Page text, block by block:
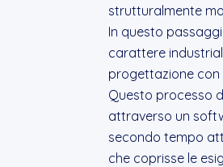
strutturalmente
In questo
carattere
progettazione con
Questo processo
attraverso un
secondo tempo
che coprisse le